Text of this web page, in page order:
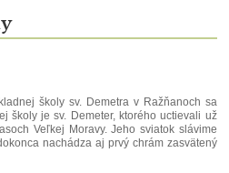
školy sv. Demetra v Ražňanoch sa
školy je sv. Demeter, ktorého uctievali už
Veľkej Moravy. Jeho sviatok slávime
nachádza aj prvý chrám zasvätený